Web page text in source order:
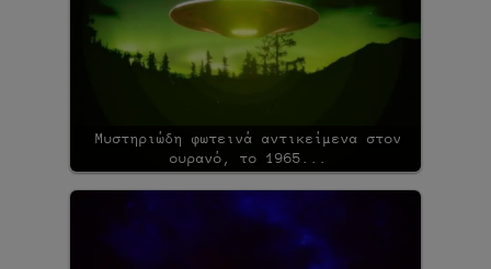
Μυστηριώδη φωτεινά αντικείμενα στον
ουρανό, το 1965...